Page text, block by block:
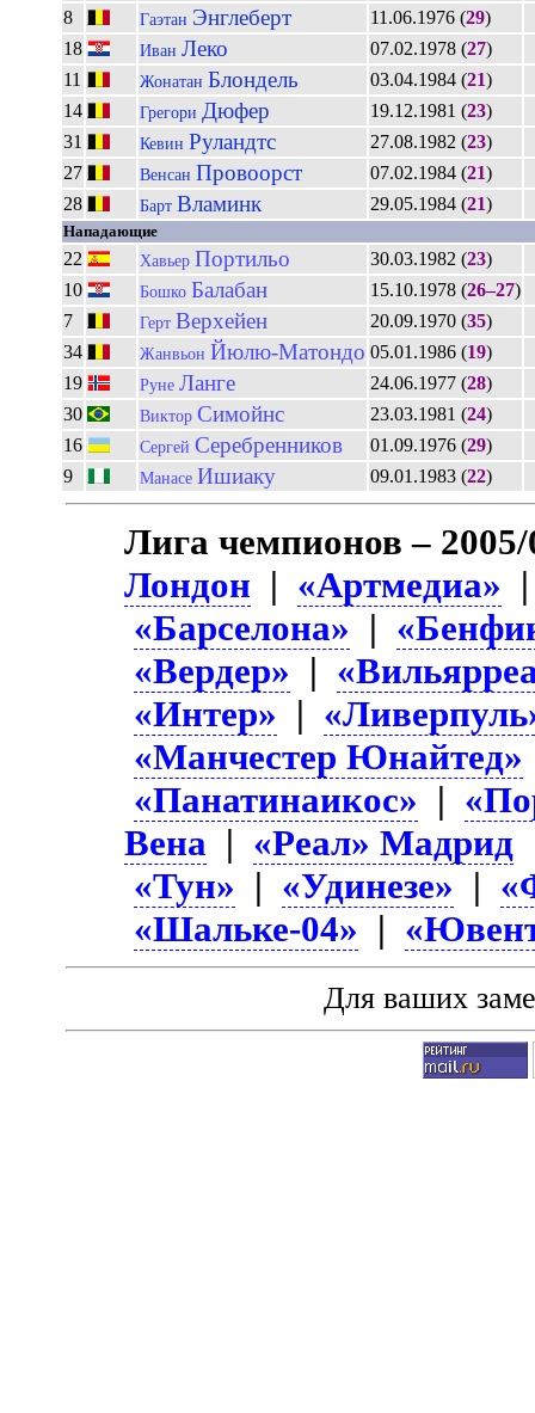
8
Гаэтан Энглеберт 11.06.1976 (29)
18
Иван Леко 07.02.1978 (27)
11
Жонатан Блондель 03.04.1984 (21)
14
Грегори Дюфер 19.12.1981 (23)
31
Кевин Руландтс 27.08.1982 (23)
27
Венсан Провоорст 07.02.1984 (21)
28
Барт Вламинк 29.05.1984 (21)
Нападающие
22 Хавьер Портильо 30.03.1982 (23)
10
Бошко Балабан 15.10.1978 (26–27)
7
Герт Верхейен 20.09.1970 (35)
34
Жанвьон Йюлю-Матондо 05.01.1986 (19)
19
Руне Ланге 24.06.1977 (28)
30
Виктор Симойнс 23.03.1981 (24)
16
Сергей Серебренников 01.09.1976 (29)
9
Манасе Ишиаку 09.01.1983 (22)
Лига чемпионов –
Лондон | «Артмедиа»
«Барселона» |
«Вердер» |
«Интер» |
«Манчестер Юнайтед»
«Панатинаикос» |
Вена | «Реал» Мадрид
«Тун» | «Удинезе» |
«Шальке-04» |
Для ваших